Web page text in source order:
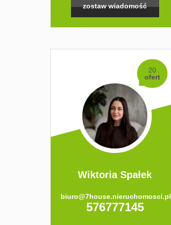
zostaw wiadomość
20
ofert
Wiktoria Spałek
biuro@7house.nieruchomosci.pl
576777145